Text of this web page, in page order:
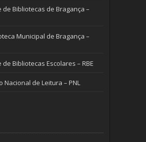
de Bibliotecas de Bragança –
Municipal de Bragança –
de Bibliotecas Escolares – RBE
Nacional de Leitura – PNL